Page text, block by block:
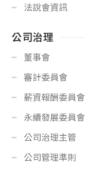
法說會資訊
公司治理
董事會
審計委員會
薪資報酬委員會
永續發展委員會
公司治理主管
公司管理準則